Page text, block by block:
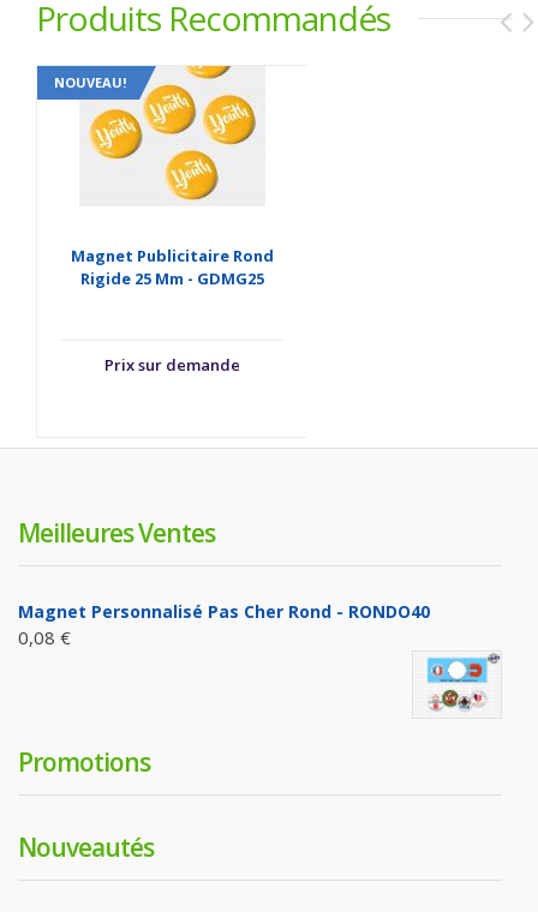
Produits Recommandés
NOUVEAU!
Magnet Publicitaire Rond
Rigide 25 Mm - GDMG25
Prix sur demande
Meilleures Ventes
Magnet Personnalisé Pas Cher Rond - RONDO40
0,08 €
Promotions
Nouveautés